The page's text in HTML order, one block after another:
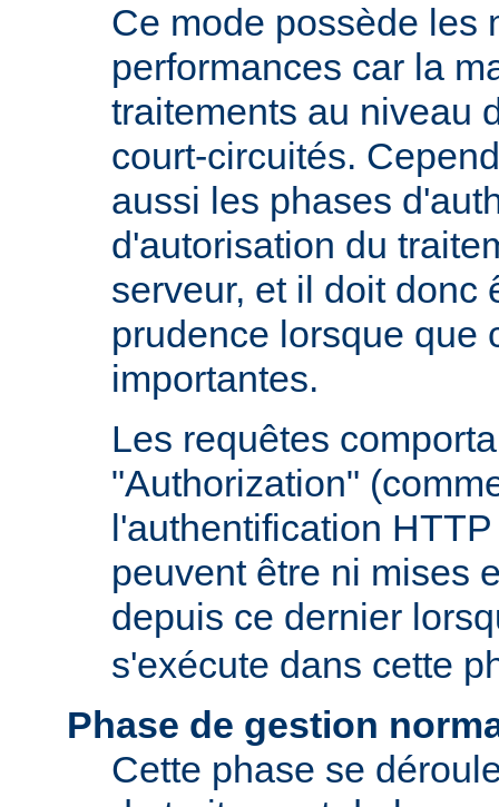
Ce mode possède les
performances car la
traitements au niveau
court-circuités.
aussi les phases
d'autorisation du
serveur, et il doit donc
prudence lorsque que
importantes.
Les requêtes
"Authorization"
l'authentification
peuvent être ni mises
depuis ce dernier
s'exécute dans cette
Phase de gestion
Cette phase se